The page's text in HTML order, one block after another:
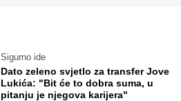
Sigurno ide
Dato zeleno svjetlo za transfer Jove
Lukića: "Bit će to dobra suma, u
pitanju je njegova karijera"